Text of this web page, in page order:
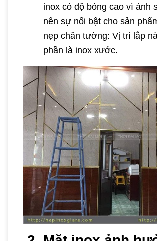
inox có độ bóng cao vì ánh
nên sự nổi bật cho sản
nẹp chân tường: Vị trí lắp
phần là inox xước.